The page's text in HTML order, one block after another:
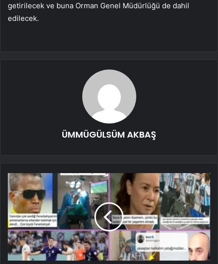
getirilecek ve buna Orman Genel Müdürlüğü de dahil
edilecek.
ÜMMÜGÜLSÜM AKBAŞ